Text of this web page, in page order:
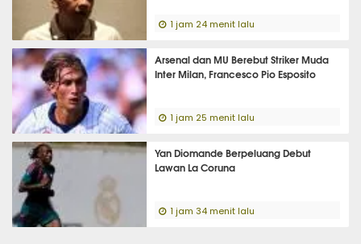
1 jam 24 menit lalu
Arsenal dan MU Berebut Striker Muda
Inter Milan, Francesco Pio Esposito
1 jam 25 menit lalu
Yan Diomande Berpeluang Debut
Lawan La Coruna
1 jam 34 menit lalu